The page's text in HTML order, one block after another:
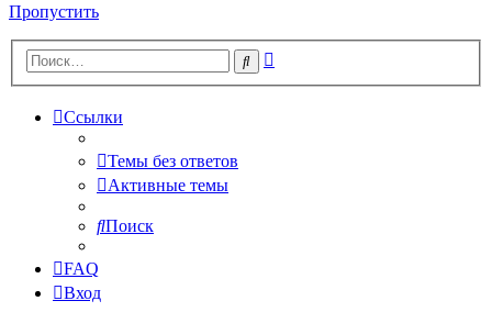
Пропустить
Поиск
Ссылки
Темы без ответов
Активные темы
Поиск
FAQ
Вход